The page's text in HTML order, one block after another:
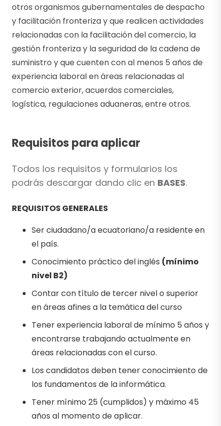
otros organismos gubernamentales de despacho
y facilitación fronteriza y que realicen actividades
relacionadas con la facilitación del comercio, la
gestión fronteriza y la seguridad de la cadena de
suministro y que cuenten con al menos 5 años de
experiencia laboral en áreas relacionadas al
comercio exterior, acuerdos comerciales,
logística, regulaciones aduaneras, entre otros.
Requisitos para aplicar
Todos los requisitos y formularios los
podrás descargar dando clic en BASES.
REQUISITOS GENERALES
Ser ciudadano/a ecuatoriano/a residente en
el país.
Conocimiento práctico del inglés (mínimo
nivel B2)
Contar con título de tercer nivel o superior
en áreas afines a la temática del curso
Tener experiencia laboral de mínimo 5 años y
encontrarse trabajando actualmente en
áreas relacionadas con el curso.
Los candidatos deben tener conocimiento de
los fundamentos de la informática.
Tener mínimo 25 (cumplidos) y máximo 45
años al momento de aplicar.